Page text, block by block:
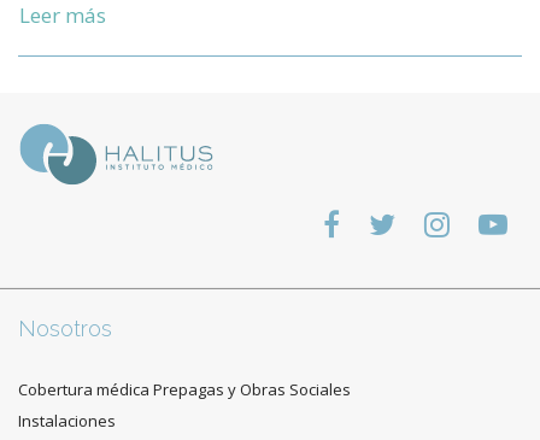
Leer más
Nosotros
Cobertura médica Prepagas y Obras Sociales
Instalaciones